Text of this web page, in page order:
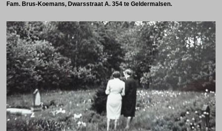
Fam. Brus-Koemans, Dwarsstraat A. 354 te Geldermalsen.